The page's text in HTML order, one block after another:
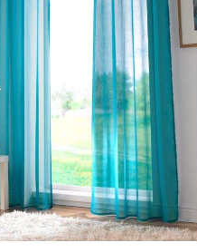
مناسب کمر در نشستن های
استفاده در ماشین ها، صندلی
بالش طبی
تکمیلی